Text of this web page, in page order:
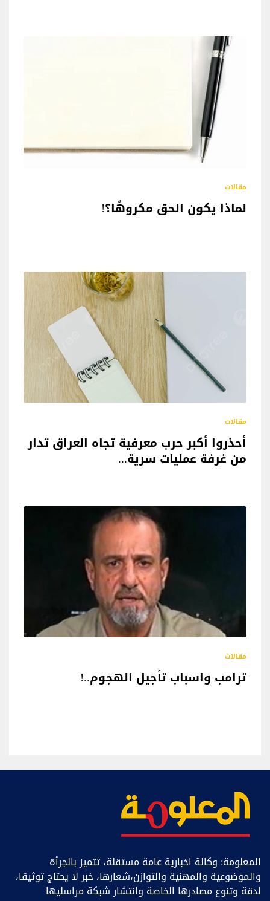
مقالات
لماذا يكون الحق مكروهًا؟!
مقالات
أحذروا أكبر حرب معرفية تجاه العراق تدار
من غرفة عمليات سرية...
مقالات
ترامب واسباب تأجيل الهجوم..!
المعلومة: وكالة اخبارية عامة مستقلة، تتميز بالجرأة
والموضوعية والمهنية والتوازن،شعارها، خبر ﻻ يحتاج توثيقا،
لدقة وتنوع مصادرها الخاصة وانتشار شبكة مراسليها